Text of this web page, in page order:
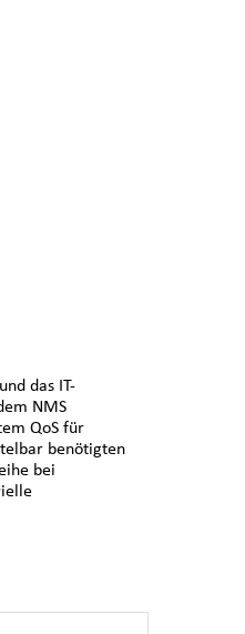
das IT-
NMS
QoS für
benötigten
bei